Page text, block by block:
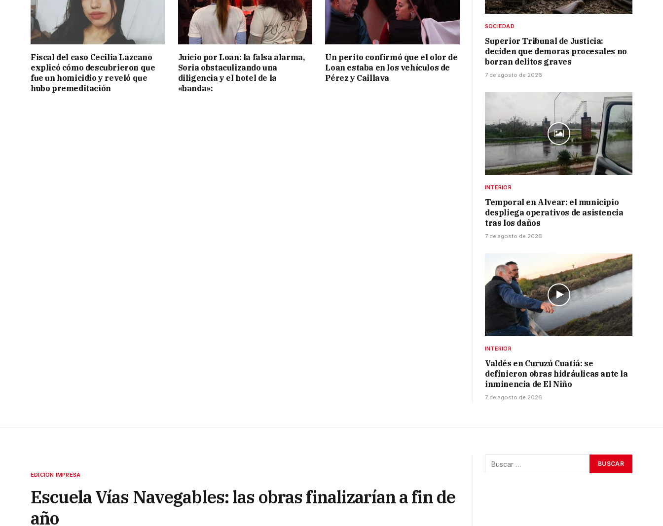
Fiscal del caso Cecilia Lazcano
explicó cómo descubrieron que
fue un homicidio y reveló que
hubo premeditación
Juicio por Loan: la falsa alarma,
Soria obstaculizando una
diligencia y el hotel de la
«banda»:
Un perito confirmó que el olor de
Loan estaba en los vehículos de
Pérez y Caillava
SOCIEDAD
Superior Tribunal de Justicia:
deciden que demoras procesales no
borran delitos graves
7 de agosto de 2026
INTERIOR
Temporal en Alvear: el municipio
despliega operativos de asistencia
tras los daños
7 de agosto de 2026
INTERIOR
Valdés en Curuzú Cuatiá: se
definieron obras hidráulicas ante la
inminencia de El Niño
7 de agosto de 2026
EDICIÓN IMPRESA
Escuela Vías Navegables: las obras finalizarían a fin de
año